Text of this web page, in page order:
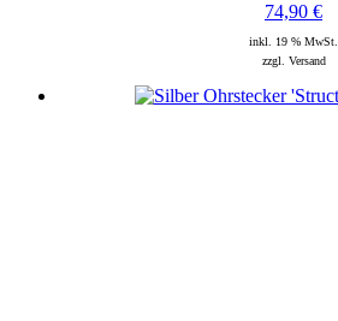
74,90 €
inkl. 19 % MwSt.
zzgl. Versand